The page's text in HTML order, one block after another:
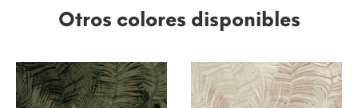
Otros colores disponibles